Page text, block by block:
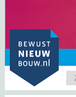
content